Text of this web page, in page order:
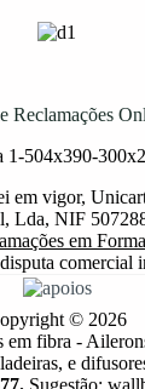
Reclamações
em vigor,
Lda, NIF
em
comercial
© 2026
em fibra -
e
Sugestão: